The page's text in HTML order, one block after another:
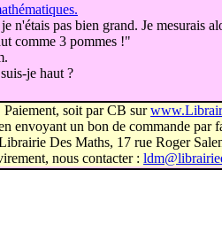
n'étais pas bien grand. Je mesurais
comme 3 pommes !"
je haut ?
Paiement, soit par CB sur
envoyant un bon de commande par
Des Maths, 17 rue Roger
nous contacter :